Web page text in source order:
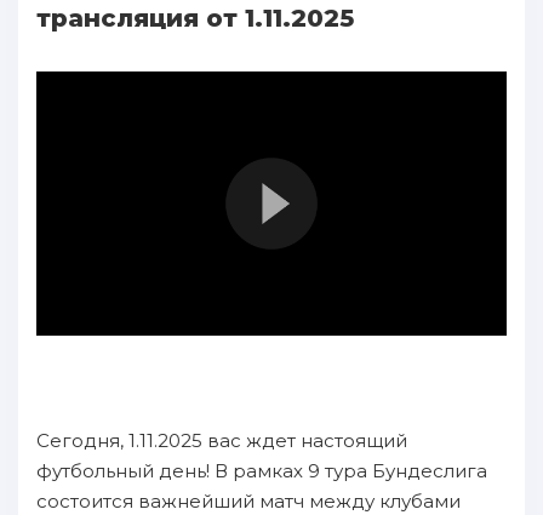
трансляция от 1.11.2025
Сегодня, 1.11.2025 вас ждет настоящий
футбольный день! В рамках 9 тура Бундеслига
состоится важнейший матч между клубами